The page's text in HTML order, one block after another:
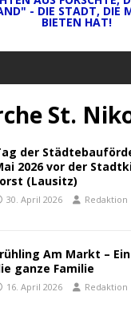
- DIE STADT, DIE
BIETEN HAT!
St.
der
2026 vor der
(Lausitz)
30. April 2026 Redaktion
Am Markt –
ganze Familie
16. April 2026 Redaktion